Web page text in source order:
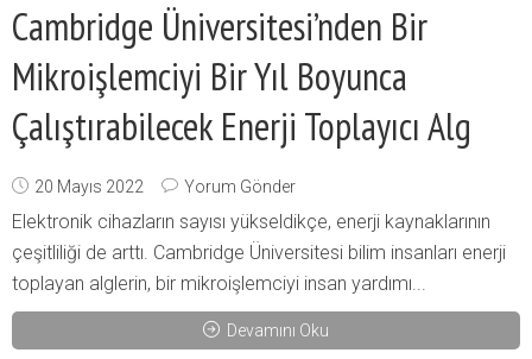
Cambridge Üniversitesi’nden Bir
Mikroişlemciyi Bir Yıl Boyunca
Çalıştırabilecek Enerji Toplayıcı Alg
20 Mayıs 2022 Yorum Gönder
Elektronik cihazların sayısı yükseldikçe, enerji kaynaklarının
çeşitliliği de arttı. Cambridge Üniversitesi bilim insanları enerji
toplayan alglerin, bir mikroişlemciyi insan yardımı...
Devamını Oku